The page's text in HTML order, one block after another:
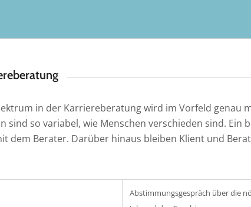
in der Karriereberatung wird im Vorfeld genau
sind so variabel, wie Menschen verschieden sind.
dem Berater. Darüber hinaus bleiben Klient und
Abstimmungsgespräch über die